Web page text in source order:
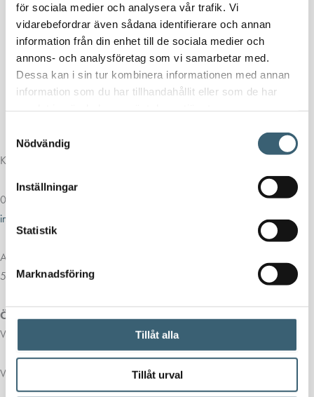
för sociala medier och analysera vår trafik. Vi
vidarebefordrar även sådana identifierare och annan
information från din enhet till de sociala medier och
annons- och analysföretag som vi samarbetar med.
Dessa kan i sin tur kombinera informationen med annan
information som du har tillhandahållit eller som de har
Nödvändig
Inställningar
Statistik
Marknadsföring
Tillåt alla
Tillåt urval
Kontakt
013-39 30 90
info@alvestadtanken.se
Algolgatan 7
583 30 Linköping
Öppettider butik:
Vardagar 07.00 - 16.00
Viktiga länkar